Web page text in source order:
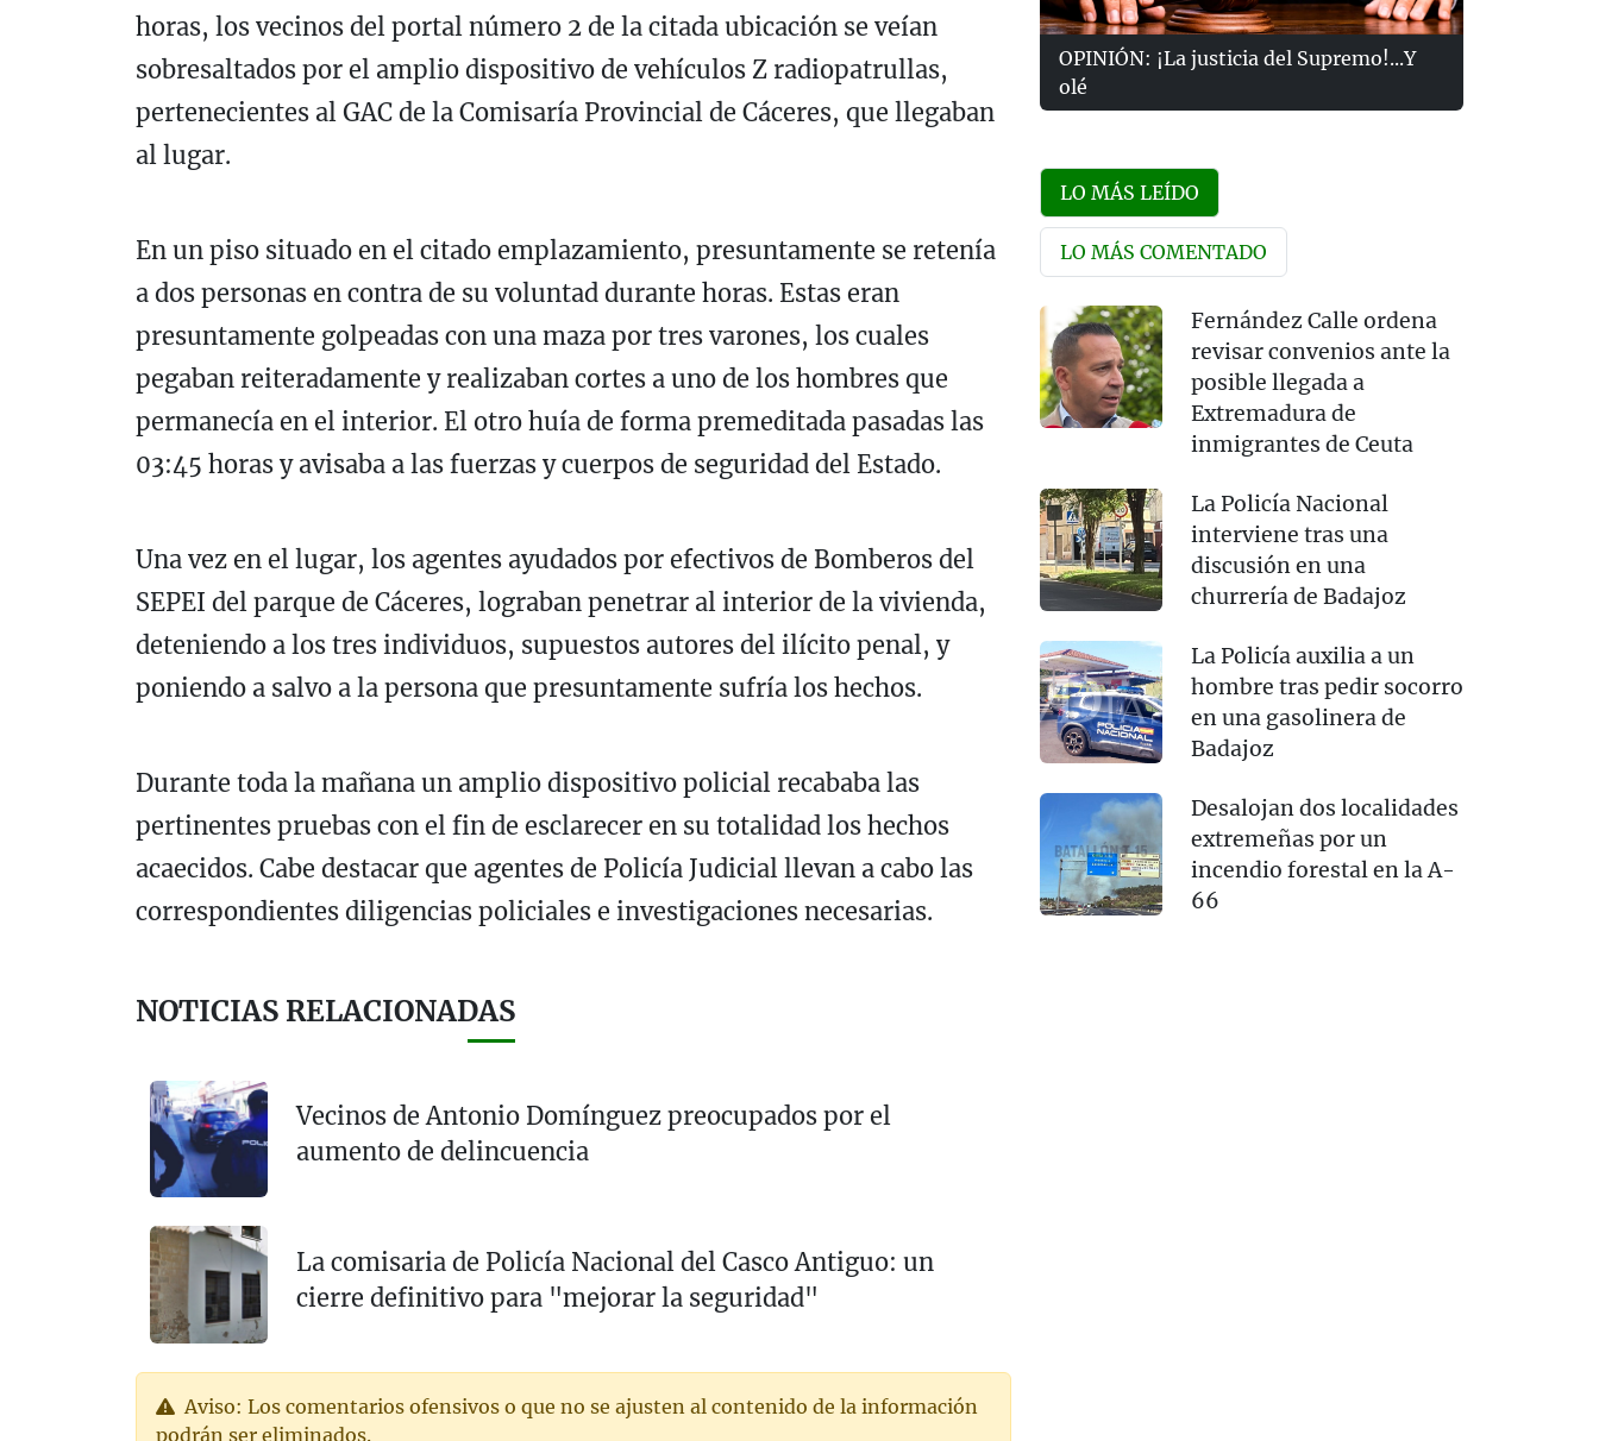
horas, los vecinos del portal número 2 de la citada ubicación se veían
sobresaltados por el amplio dispositivo de vehículos Z radiopatrullas,
pertenecientes al GAC de la Comisaría Provincial de Cáceres, que llegaban
al lugar.
En un piso situado en el citado emplazamiento, presuntamente se retenía
a dos personas en contra de su voluntad durante horas. Estas eran
presuntamente golpeadas con una maza por tres varones, los cuales
pegaban reiteradamente y realizaban cortes a uno de los hombres que
permanecía en el interior. El otro huía de forma premeditada pasadas las
03:45 horas y avisaba a las fuerzas y cuerpos de seguridad del Estado.
Una vez en el lugar, los agentes ayudados por efectivos de Bomberos del
SEPEI del parque de Cáceres, lograban penetrar al interior de la vivienda,
deteniendo a los tres individuos, supuestos autores del ilícito penal, y
poniendo a salvo a la persona que presuntamente sufría los hechos.
Durante toda la mañana un amplio dispositivo policial recababa las
pertinentes pruebas con el fin de esclarecer en su totalidad los hechos
acaecidos. Cabe destacar que agentes de Policía Judicial llevan a cabo las
correspondientes diligencias policiales e investigaciones necesarias.
NOTICIAS RELACIONADAS
Vecinos de Antonio Domínguez preocupados por el
aumento de delincuencia
La comisaria de Policía Nacional del Casco Antiguo: un
cierre definitivo para "mejorar la seguridad"
Aviso: Los comentarios ofensivos o que no se ajusten al contenido de la información
podrán ser eliminados.
OPINIÓN: ¡La justicia del Supremo!...Y
olé
LO MÁS LEÍDO
LO MÁS COMENTADO
Fernández Calle ordena
revisar convenios ante la
posible llegada a
Extremadura de
inmigrantes de Ceuta
La Policía Nacional
interviene tras una
discusión en una
churrería de Badajoz
La Policía auxilia a un
hombre tras pedir socorro
en una gasolinera de
Badajoz
Desalojan dos localidades
extremeñas por un
incendio forestal en la A-
66